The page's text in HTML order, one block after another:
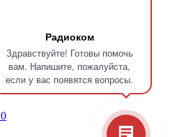
Радиоком
Здравствуйте! Готовы помочь
вам. Напишите, пожалуйста,
если у вас появятся вопросы.
0